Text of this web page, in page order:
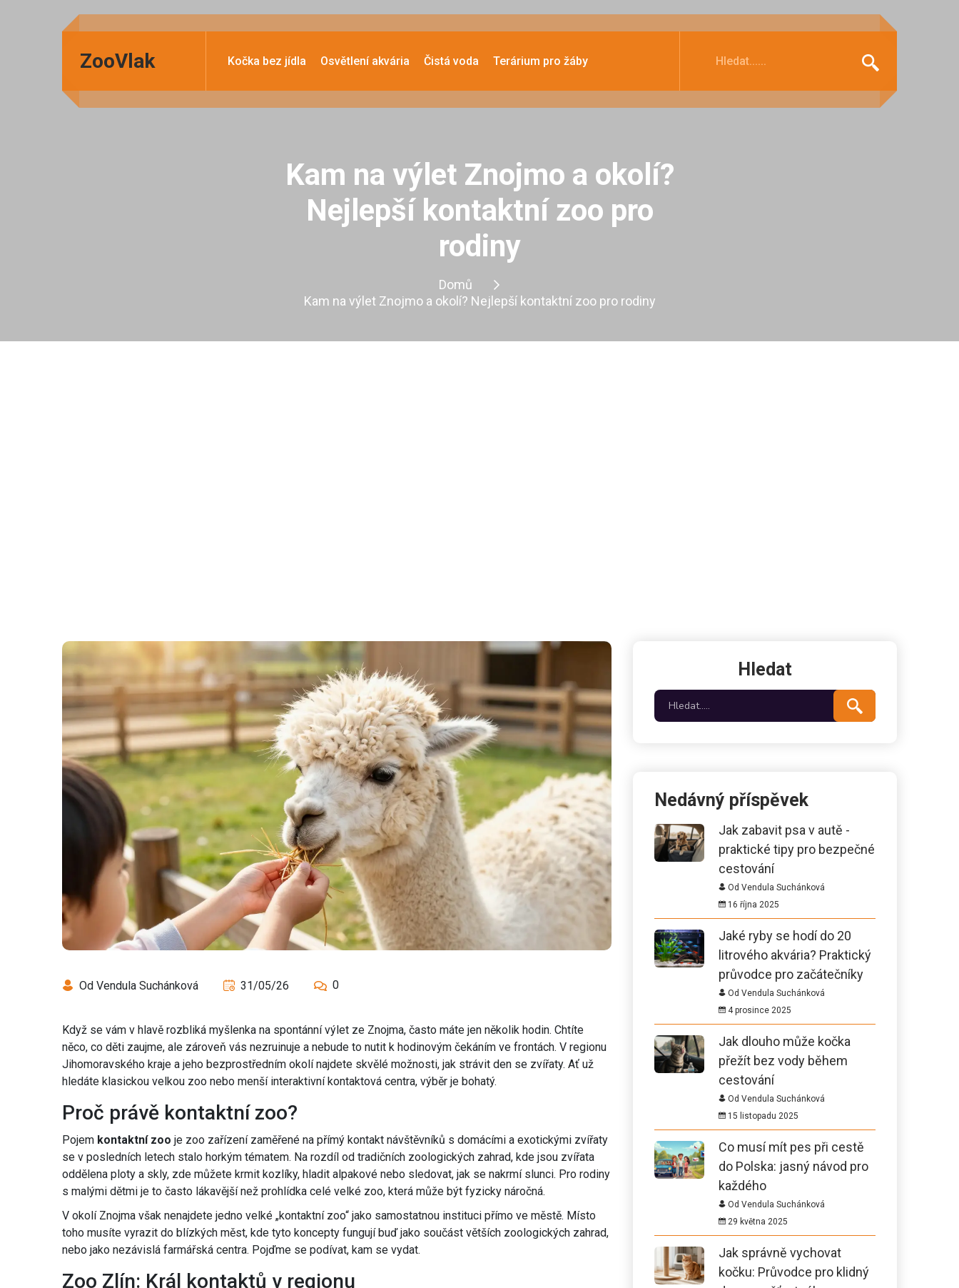
ZooVlak Kočka bez jídla Osvětlení akvária Čistá voda Terárium pro žáby
Kam na výlet Znojmo a okolí?
Nejlepší kontaktní zoo pro
rodiny
Domů
Kam na výlet Znojmo a okolí? Nejlepší kontaktní zoo pro rodiny
Od Vendula Suchánková 31/05/26 0
Když se vám v hlavě rozbliká myšlenka na spontánní výlet ze Znojma, často máte jen několik hodin. Chtíte
něco, co děti zaujme, ale zároveň vás nezruinuje a nebude to nutit k hodinovým čekáním ve frontách. V regionu
Jihomoravského kraje a jeho bezprostředním okolí najdete skvělé možnosti, jak strávit den se zvířaty. Ať už
hledáte klasickou velkou zoo nebo menší interaktivní kontaktová centra, výběr je bohatý.
Proč právě kontaktní zoo?
Pojem kontaktní zoo je zoo zařízení zaměřené na přímý kontakt návštěvníků s domácími a exotickými zvířaty
se v posledních letech stalo horkým tématem. Na rozdíl od tradičních zoologických zahrad, kde jsou zvířata
oddělena ploty a skly, zde můžete krmit kozlíky, hladit alpakové nebo sledovat, jak se nakrmí slunci. Pro rodiny
s malými dětmi je to často lákavější než prohlídka celé velké zoo, která může být fyzicky náročná.
V okolí Znojma však nenajdete jedno velké „kontaktní zoo“ jako samostatnou instituci přímo ve městě. Místo
toho musíte vyrazit do blízkých měst, kde tyto koncepty fungují buď jako součást větších zoologických zahrad,
nebo jako nezávislá farmářská centra. Pojďme se podívat, kam se vydat.
Zoo Zlín: Král kontaktů v regionu
Hledat
Nedávný příspěvek
Jak zabavit psa v autě -
praktické tipy pro bezpečné
cestování
Od Vendula Suchánková
16 října 2025
Jaké ryby se hodí do 20
litrového akvária? Praktický
průvodce pro začátečníky
Od Vendula Suchánková
4 prosince 2025
Jak dlouho může kočka
přežít bez vody během
cestování
Od Vendula Suchánková
15 listopadu 2025
Co musí mít pes při cestě
do Polska: jasný návod pro
každého
Od Vendula Suchánková
29 května 2025
Jak správně vychovat
kočku: Průvodce pro klidný